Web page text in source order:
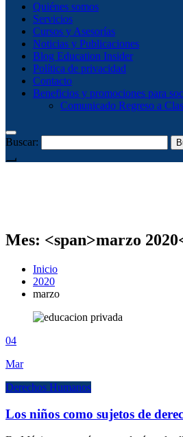
Quiénes somos
Servicios
Cursos y Asesorías
Noticias y Publicaciones
Blog Education Insider
Política de privacidad
Contacto
Beneficios y promociones para
Comunicado Regreso a
Buscar:
Mes: <span>marzo
Inicio
2020
marzo
04
Mar
Derechos Humanos
Los niños como sujetos de